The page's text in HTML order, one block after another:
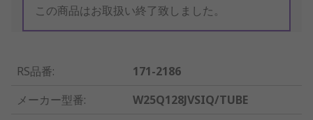
この商品はお取扱い終了致しました。
RS品番:
171-2186
メーカー型番:
W25Q128JVSIQ/TUBE